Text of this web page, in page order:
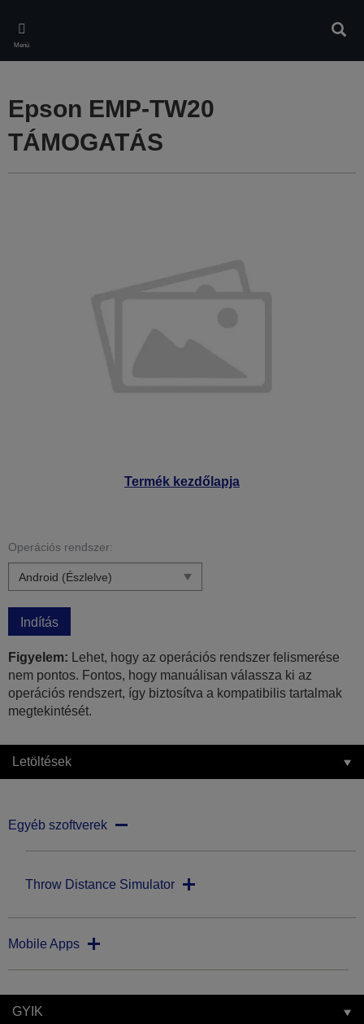
main
content
Menü
Termék kezdőlapja
Epson EMP-TW20
TÁMOGATÁS
Operációs rendszer:
Indítás
Figyelem: Lehet, hogy az operációs rendszer felismerése
nem pontos. Fontos, hogy manuálisan válassza ki az
operációs rendszert, így biztosítva a kompatibilis tartalmak
megtekintését.
Letöltések
Egyéb szoftverek
Throw Distance Simulator
Mobile Apps
GYIK